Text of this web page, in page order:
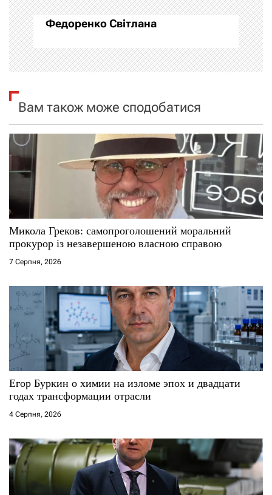
ц
і
я
з
а
п
и
с
і
в
Федоренко Світлана
Вам також може сподобатися
Микола Греков: самопроголошений моральний
прокурор із незавершеною власною справою
7 Серпня, 2026
Егор Буркин о химии на изломе эпох и двадцати
годах трансформации отрасли
4 Серпня, 2026